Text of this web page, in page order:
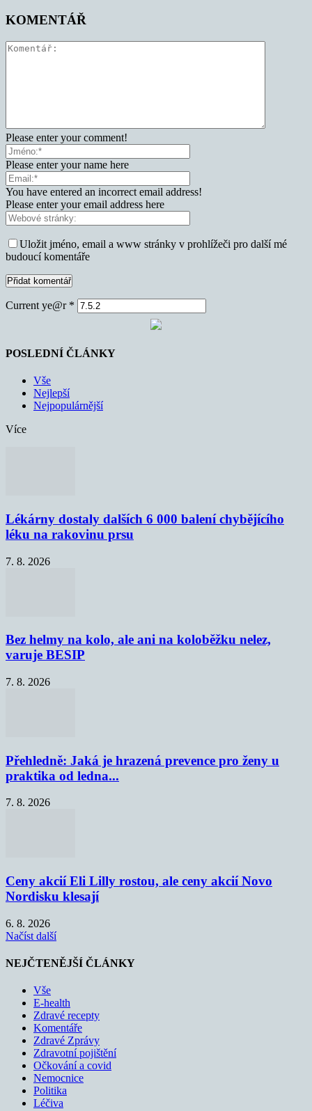
KOMENTÁŘ
Please enter your comment!
Please enter your name here
You have entered an incorrect email address!
Please enter your email address here
Uložit jméno, email a www stránky v prohlížeči pro další mé
budoucí komentáře
Current ye@r *
POSLEDNÍ ČLÁNKY
Vše
Nejlepší
Nejpopulárnější
Více
Lékárny dostaly dalších 6 000 balení chybějícího
léku na rakovinu prsu
7. 8. 2026
Bez helmy na kolo, ale ani na koloběžku nelez,
varuje BESIP
7. 8. 2026
Přehledně: Jaká je hrazená prevence pro ženy u
praktika od ledna...
7. 8. 2026
Ceny akcií Eli Lilly rostou, ale ceny akcií Novo
Nordisku klesají
6. 8. 2026
Načíst další
NEJČTENĚJŠÍ ČLÁNKY
Vše
E-health
Zdravé recepty
Komentáře
Zdravé Zprávy
Zdravotní pojištění
Očkování a covid
Nemocnice
Politika
Léčiva